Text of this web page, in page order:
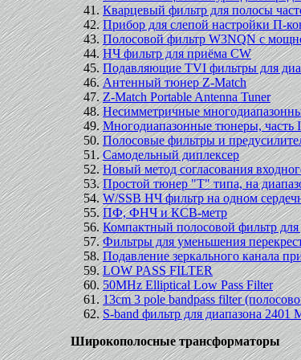
Кварцевый фильтр для полосы
Прибор для слепой настройки П-
Полосовой фильтр W3NQN с
НЧ фильтр для приёма CW
Подавляющие TVI фильтры для
Антенный тюнер Z-Match
Z-Match Portable Antenna Tuner
Несимметричные
Многодиапазонные тюнеры, часть
Полосовые фильтры и
Самодельный диплексер
Новый метод согласования
Простой тюнер "Т" типа, на
W/SSB НЧ фильтр на одном
ПФ, ФНЧ и КСВ-метр
Компактный полосовой фильтр
Фильтры для уменьшения
Подавление зеркального канала
LOW PASS FILTER
50MHz Elliptical Low Pass Filter
13cm 3 pole bandpass filter
S-band фильтр для диапазона 2401
Широкополосные трансформаторы